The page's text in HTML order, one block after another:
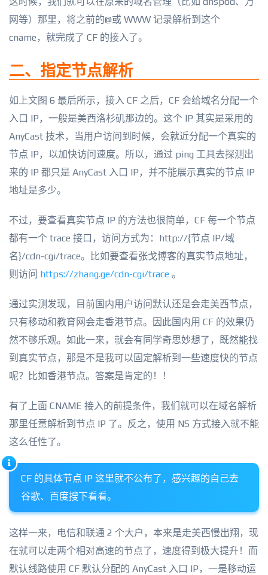
网等）那里，将之前的@或 WWW 记录解析到这个
cname，就完成了 CF 的接入了。
二、指定节点解析
如上文图 6 最后所示，接入 CF 之后，CF 会给域名分配一个
入口 IP，一般是美西洛杉矶那边的。这个 IP 其实是采用的
AnyCast 技术，当用户访问到时候，会就近分配一个真实的
节点 IP，以加快访问速度。所以，通过 ping 工具去探测出
来的 IP 都只是 AnyCast 入口 IP，并不能展示真实的节点 IP
地址是多少。
不过，要查看真实节点 IP 的方法也很简单，CF 每一个节点
都有一个 trace 接口，访问方式为：http://{节点 IP/域
名}/cdn-cgi/trace。比如要查看张戈博客的真实节点地址，
则访问 https://zhang.ge/cdn-cgi/trace 。
通过实测发现，目前国内用户访问默认还是会走美西节点，
只有移动和教育网会走香港节点。因此国内用 CF 的效果仍
然不够乐观。如此一来，就会有同学奇思妙想了，既然能找
到真实节点，那是不是我可以固定解析到一些速度快的节点
呢？比如香港节点。答案是肯定的！！
有了上面 CNAME 接入的前提条件，我们就可以在域名解析
那里任意解析到节点 IP 了。反之，使用 NS 方式接入就不能
这么任性了。
CF 的具体节点 IP 这里就不公布了，感兴趣的自己去
谷歌、百度搜下看看。
这样一来，电信和联通 2 个大户，本来是走美西慢出翔，现
在就可以走两个相对高速的节点了，速度得到极大提升！而
默认线路使用 CF 默认分配的 AnyCast 入口 IP，一是移动运